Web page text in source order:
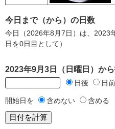
今日まで（から）の日数
今日（2026年8月7日）は、2023
日を0日目として）
2023年9月3日（日曜日）か
日後 日前
開始日を 含めない 含める